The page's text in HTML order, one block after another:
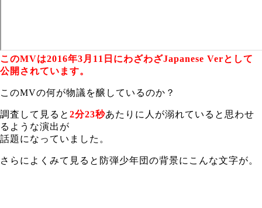
このMVは2016年3月11日にわざわざJapanese Verとして
公開されています。
このMVの何が物議を醸しているのか？
調査して見ると 2分23秒あたりに人が溺れていると思わせ
るような演出が
話題になっていました。
さらによくみて見ると防弾少年団の背景にこんな文字が。